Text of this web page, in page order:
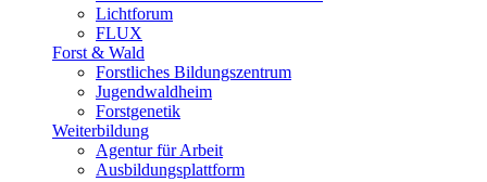
Lichtforum
FLUX
Forst & Wald
Forstliches Bildungszentrum
Jugendwaldheim
Forstgenetik
Weiterbildung
Agentur für Arbeit
Ausbildungsplattform